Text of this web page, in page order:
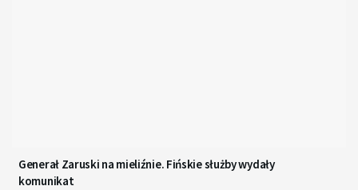
Generał Zaruski na mieliźnie. Fińskie służby wydały
komunikat